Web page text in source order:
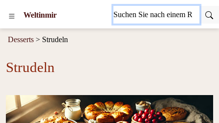
Weltinmir
Desserts > Strudeln
Strudeln